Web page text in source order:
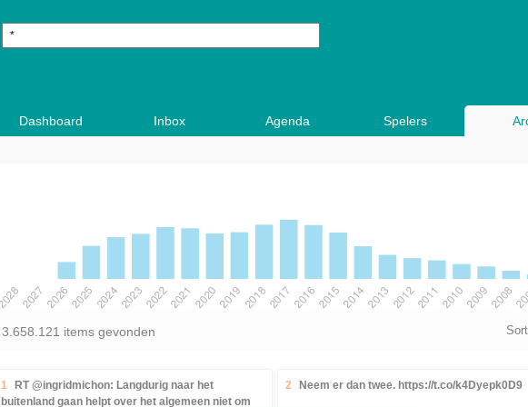
Dashboard Inbox Agenda Spelers
3.658.121 items gevonden
1
RT @ingridmichon: Langdurig naar het
buitenland gaan helpt over het algemeen niet om
2 Neem er dan twee. https://t.co/k4Dyepk0D9